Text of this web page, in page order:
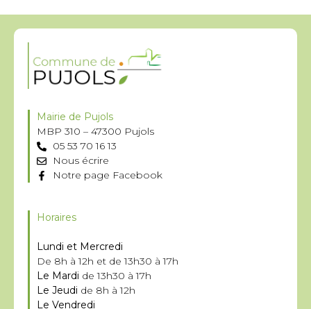
Mairie de Pujols
MBP 310 – 47300 Pujols
05 53 70 16 13
Nous écrire
Notre page Facebook
Horaires
Lundi et Mercredi
De 8h à 12h et de 13h30 à 17h
Le Mardi de 13h30 à 17h
Le Jeudi de 8h à 12h
Le Vendredi